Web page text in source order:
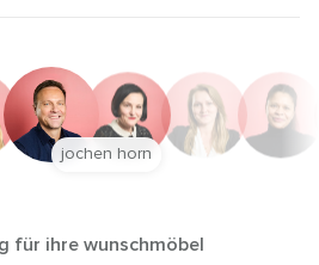
für ihre wunschmöbel
jochen horn